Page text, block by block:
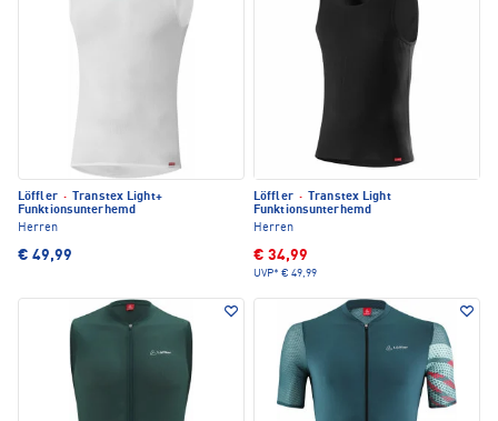
Löffler ·
Transtex Light+
Funktionsunterhemd
Herren
€ 49,99
Löffler ·
Transtex Light
Funktionsunterhemd
Herren
€ 34,99
UVP* € 49,99